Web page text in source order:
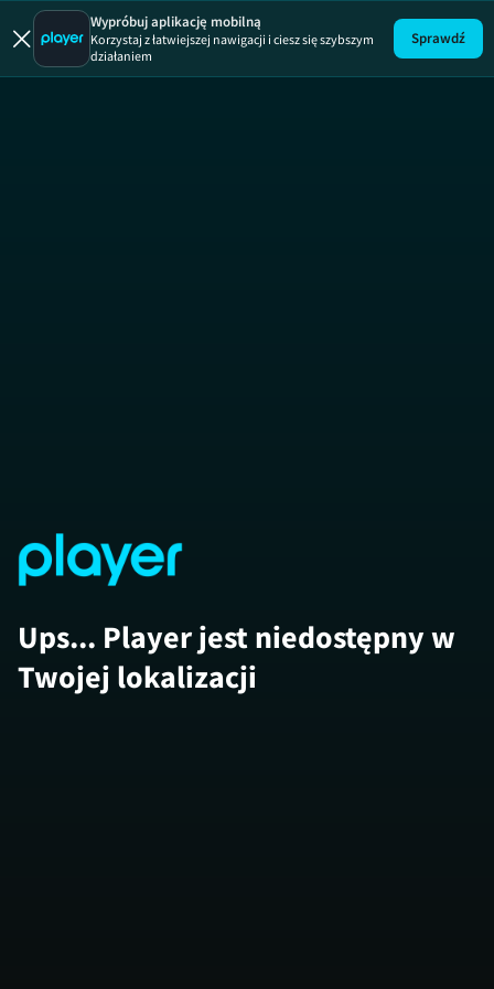
Wypróbuj aplikację mobilną
Korzystaj z łatwiejszej nawigacji i ciesz się szybszym
działaniem
Sprawdź
Ups... Player jest niedostępny w
Twojej lokalizacji